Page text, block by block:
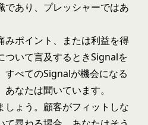
であり、プレッシャーではあ
みポイント、または利益を得
ついて言及するときSignalを
すべてのSignalが機会になる
なたは聞いています。
しょう。顧客がフィットしな